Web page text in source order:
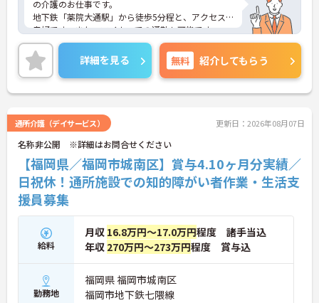
の介護のお仕事です。
地下鉄「薬院大通駅」から徒歩5分程と、アクセス
良好です。また、マイカーでの通勤も可能です。
（駐車場自己確保）
九州電力グループが運営する快適性と安全性を備え
た高齢者向けマンションです。豪華でスタイリッシ
ュな空間で気持ちよくお仕事してみませんか？
ご興味がある方は是非一度マイナビまでお問合せ下
詳細を見る 無料 紹介してもらう
通所介護（デイサービス） 更新日：2026年08月07日
名称非公開 ※詳細はお問合せください
【福岡県／福岡市城南区】賞与4.10ヶ月分実績／
日祝休！通所施設での知的障がい者作業・生活支
援員募集
給料
月収 16.8万円～17.0万円程度 諸手当込
年収 270万円～273万円程度 賞与込
勤務地
福岡県 福岡市城南区
福岡市地下鉄七隈線